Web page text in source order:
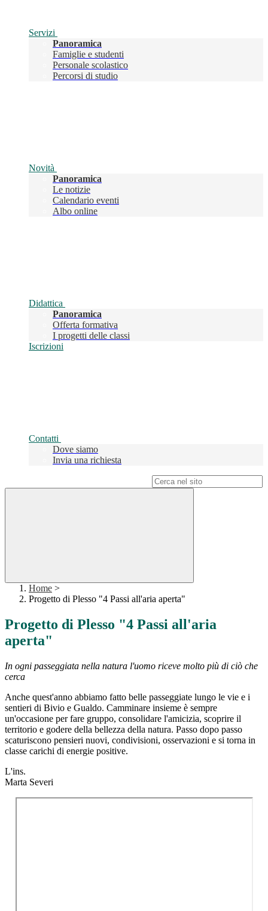
Servizi
Panoramica
Famiglie e studenti
Personale scolastico
Percorsi di studio
Novità
Panoramica
Le notizie
Calendario eventi
Albo online
Didattica
Panoramica
Offerta formativa
I progetti delle classi
Iscrizioni
Contatti
Dove siamo
Invia una richiesta
Home >
Progetto di Plesso "4 Passi all'aria aperta"
Progetto di Plesso "4 Passi all'aria
aperta"
In ogni passeggiata nella natura l'uomo riceve molto più di ciò che
cerca
Anche quest'anno abbiamo fatto belle passeggiate lungo le vie e i
sentieri di Bivio e Gualdo. Camminare insieme è sempre
un'occasione per fare gruppo, consolidare l'amicizia, scoprire il
territorio e godere della bellezza della natura. Passo dopo passo
scaturiscono pensieri nuovi, condivisioni, osservazioni e si torna in
classe carichi di energie positive.
L'ins.
Marta Severi